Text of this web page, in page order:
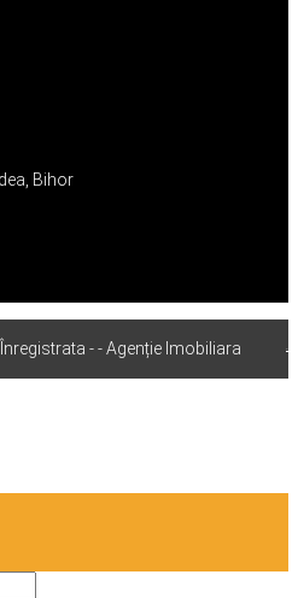
Bihor
- - Agenție Imobiliara